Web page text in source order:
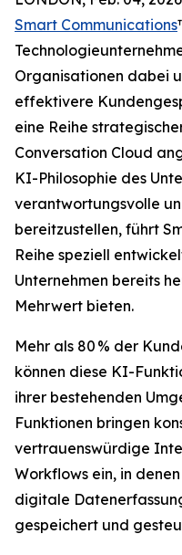
Smart Communications
Organisationen dabei
effektivere
eine Reihe
Conversation Cloud
KI-Philosophie des
verantwortungsvolle
bereitzustellen, führt
Reihe speziell
Unternehmen bereits
Mehrwert bieten.
Mehr als 80 % der
können diese KI-
ihrer bestehenden
Funktionen bringen
vertrauenswürdige
Workflows ein, in
digitale
gespeichert und